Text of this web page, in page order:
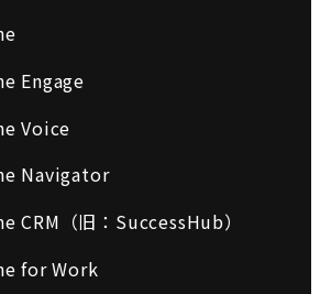
Engage
Voice
Navigator
CRM（旧：SuccessHub）
for Work